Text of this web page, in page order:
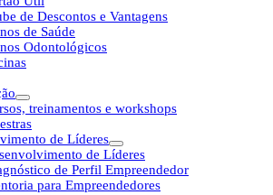
de Descontos e Vantagens
de Saúde
Odontológicos
treinamentos e workshops
de Líderes
de Líderes
de Perfil Empreendedor
para Empreendedores